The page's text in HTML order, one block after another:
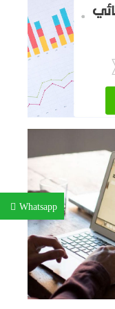
Whatsapp